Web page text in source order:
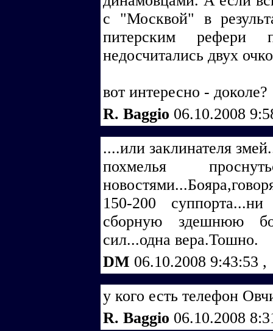
с "Москвой" в
питерским рефери
недосчитались двух
вот интересно - доколе?
R. Baggio 06.10.2008
....или заклинателя
похмелья
150-200
сборную здешнюю
сил...одна вера.Тошно.
DM 06.10.2008 9:43:53 ,
у кого есть телефон
R. Baggio 06.10.2008